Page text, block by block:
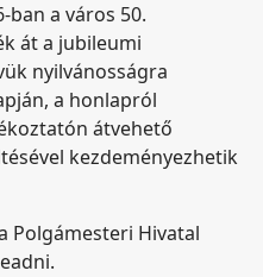
ban a város 50.
át a jubileumi
nyilvánosságra
a honlapról
átvehető
kezdeményezhetik
Polgámesteri Hivatal